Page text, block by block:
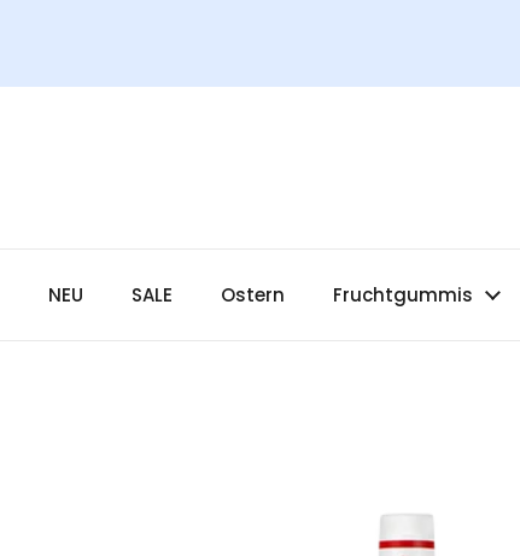
NEU SALE Ostern Fruchtgummis